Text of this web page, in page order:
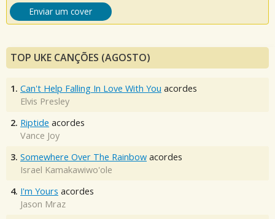
Enviar um cover
TOP UKE CANÇÕES (AGOSTO)
1. Can't Help Falling In Love With You acordes
Elvis Presley
2. Riptide acordes
Vance Joy
3. Somewhere Over The Rainbow acordes
Israel Kamakawiwo'ole
4. I'm Yours acordes
Jason Mraz